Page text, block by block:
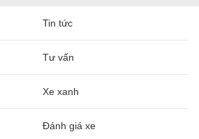
Tin tức
Tư vấn
Xe xanh
Đánh giá xe